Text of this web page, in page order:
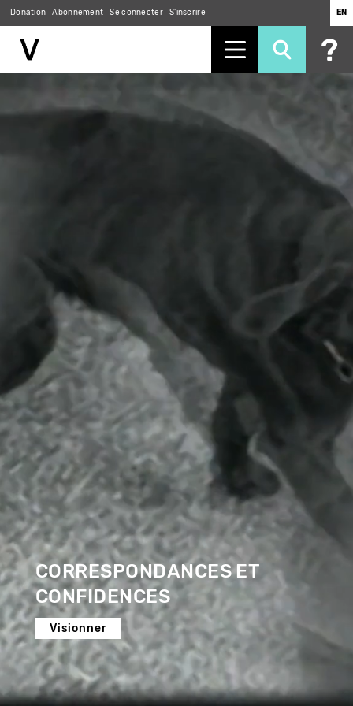
Donation Abonnement Se connecter S'inscrire EN
CORRESPONDANCES ET
CONFIDENCES
Visionner